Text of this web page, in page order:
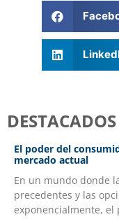
DESTACADOS
El poder del
mercado actual
En un mundo donde
precedentes y las
exponencialmente, el